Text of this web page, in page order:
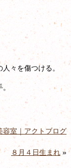
々を傷つける。
。
容室｜アクトブログ
８月４日生まれ »